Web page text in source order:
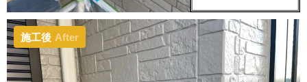
施工後 After